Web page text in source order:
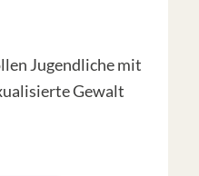
Jugendliche mit
Gewalt